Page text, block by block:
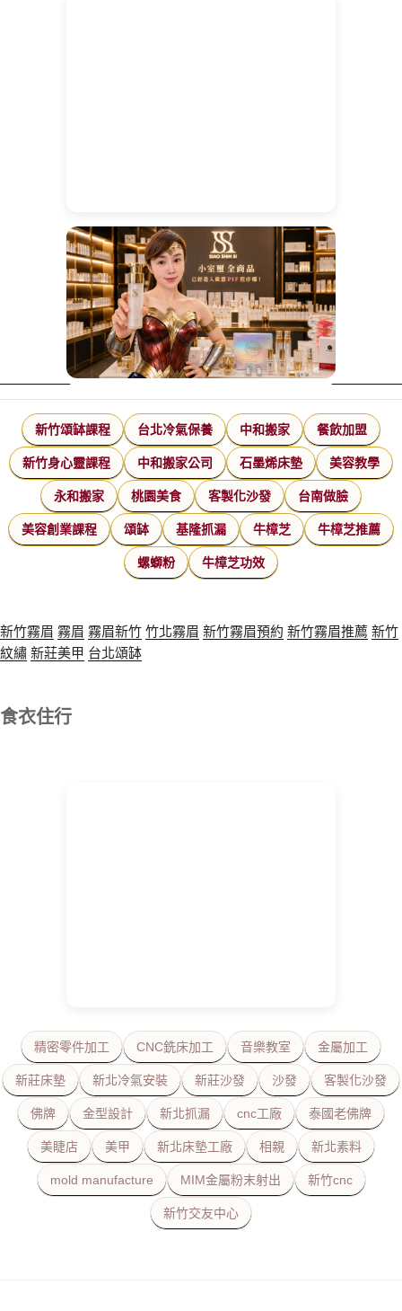
新竹頌缽課程 台北冷氣保養 中和搬家 餐飲加盟
新竹身心靈課程 中和搬家公司 石墨烯床墊 美容教學
永和搬家 桃園美食 客製化沙發 台南做臉
美容創業課程 頌缽 基隆抓漏 牛樟芝 牛樟芝推薦
螺螄粉 牛樟芝功效
新竹霧眉 霧眉 霧眉新竹竹北霧眉 新竹霧眉預約 新竹霧眉推薦 新竹
紋繡新莊美甲 台北頌缽
食衣住行
精密零件加工 CNC銑床加工 音樂教室 金屬加工
新莊床墊 新北冷氣安裝 新莊沙發 沙發 客製化沙發
佛牌 金型設計 新北抓漏 cnc工廠 泰國老佛牌
美睫店 美甲 新北床墊工廠 相親 新北素料
mold manufacture MIM金屬粉末射出 新竹cnc
新竹交友中心